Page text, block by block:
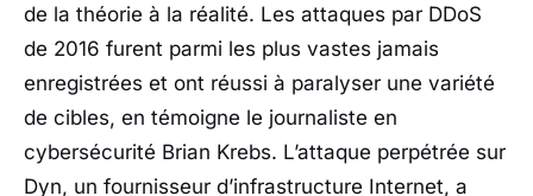
de la théorie à la réalité. Les attaques par DDoS
de 2016 furent parmi les plus vastes jamais
enregistrées et ont réussi à paralyser une variété
de cibles, en témoigne le journaliste en
cybersécurité Brian Krebs. L’attaque perpétrée sur
Dyn, un fournisseur d’infrastructure Internet, a